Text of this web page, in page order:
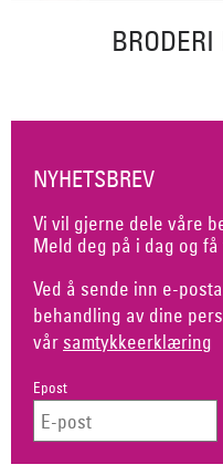
NYHETSBREV
Vi vil gjerne dele våre
Meld deg på i dag og
Ved å sende inn e-
behandling av dine
vår samtykkeerklæring
Epost